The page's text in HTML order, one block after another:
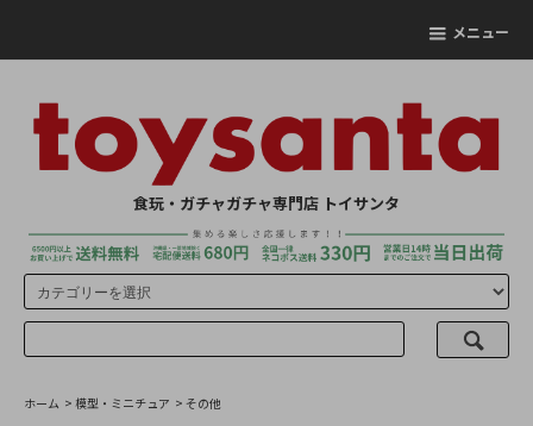
メニュー
食玩・ガチャガチャ専門店 トイサンタ
ホーム > 模型・ミニチュア > その他